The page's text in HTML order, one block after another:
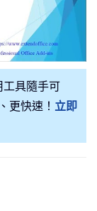
工具隨手可
更快速！ 立即